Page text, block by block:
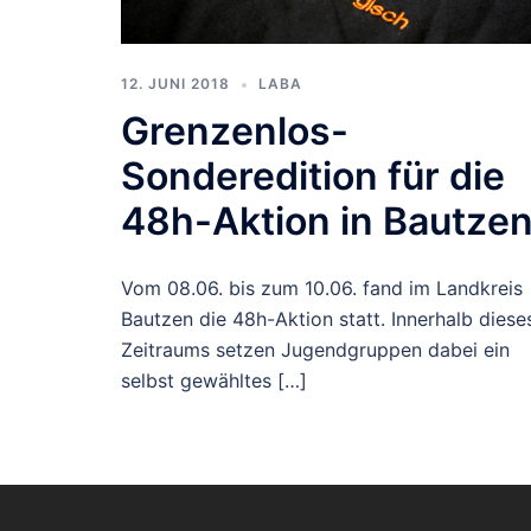
12. JUNI 2018 LABA
Grenzenlos-
Sonderedition für die
48h-Aktion in
Vom 08.06. bis zum 10.06. fand im Landkreis
Bautzen die 48h-Aktion statt. Innerhalb
Zeitraums setzen Jugendgruppen dabei ein
selbst gewähltes […]